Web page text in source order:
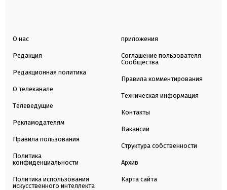
О нас
Редакция
Редакционная политика
О телеканале
Телеведущие
Рекламодателям
Правила пользования
Политика
конфиденциальности
Политика использования
искусственного интеллекта
приложения
Соглашение пользователя
Сообщества
Правила комментирования
Техническая информация
Контакты
Вакансии
Структура собственности
Архив
Карта сайта